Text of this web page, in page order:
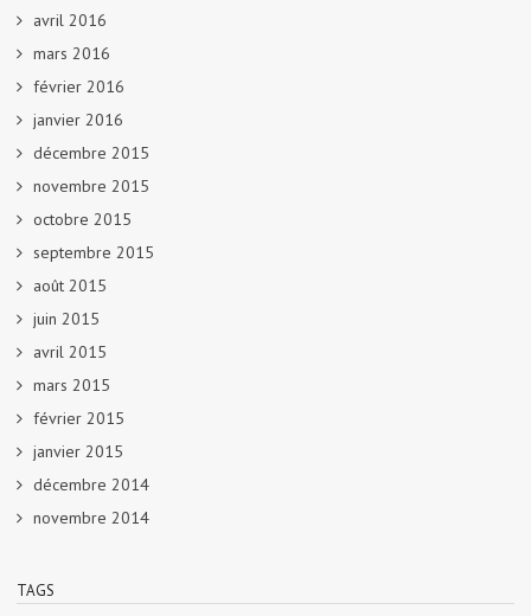
avril 2016
mars 2016
février 2016
janvier 2016
décembre 2015
novembre 2015
octobre 2015
septembre 2015
août 2015
juin 2015
avril 2015
mars 2015
février 2015
janvier 2015
décembre 2014
novembre 2014
TAGS